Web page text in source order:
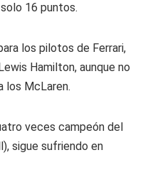
16 puntos.
los pilotos de Ferrari,
Hamilton, aunque no
los McLaren.
veces campeón del
sigue sufriendo en